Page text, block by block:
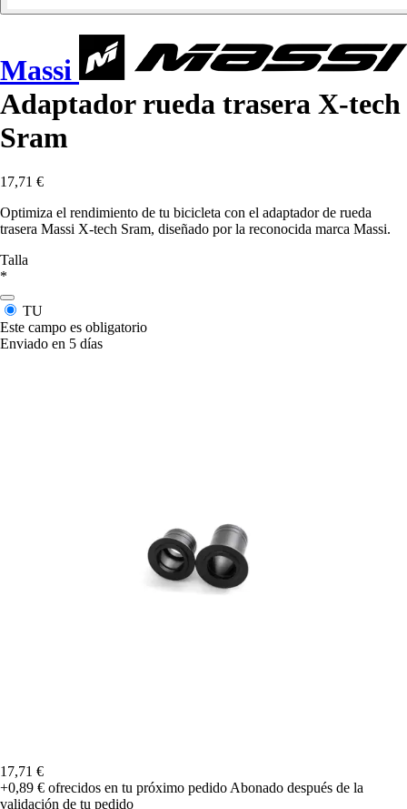
Massi
Adaptador rueda trasera X-tech
Sram
17,71 €
Optimiza el rendimiento de tu bicicleta con el adaptador de rueda
trasera Massi X-tech Sram, diseñado por la reconocida marca Massi.
Talla
*
TU
Este campo es obligatorio
Enviado en 5 días
17,71 €
+0,89 € ofrecidos en tu próximo pedido Abonado después de la
validación de tu pedido